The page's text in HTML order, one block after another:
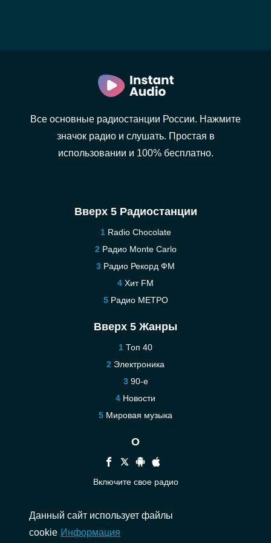
Все основные радиостанции России. Нажмите
значок радио и слушать. Простая в
использовании и 100% бесплатно.
Вверх 5 Радиостанции
Radio Chocolate
Радио Monte Carlo
Радио Рекорд ФМ
Хит FM
Радио МЕТРО
Вверх 5 Жанры
Топ 40
Электроника
90-е
Новости
Мировая музыка
О
Включите свое радио
Связаться
Данный сайт использует файлы
cookie Информация